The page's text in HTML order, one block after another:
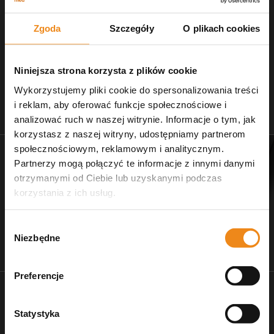
Zgoda Szczegóły O plikach cookies
Niniejsza strona korzysta z plików cookie
Wykorzystujemy pliki cookie do spersonalizowania treści
i reklam, aby oferować funkcje społecznościowe i
analizować ruch w naszej witrynie. Informacje o tym, jak
korzystasz z naszej witryny, udostępniamy partnerom
społecznościowym, reklamowym i analitycznym.
Partnerzy mogą połączyć te informacje z innymi danymi
otrzymanymi od Ciebie lub uzyskanymi podczas
korzystania z ich usług.
zgody
Niezbędne
Preferencje
Statystyka
Stetoskopy
zobacz naszą ofertę
Nożczyki do strzyżenia
dla salonów pielęgnacji